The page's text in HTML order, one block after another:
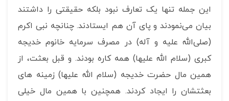
این جمله تنها یک تعارف نبود بلکه حقیقتی را داشتند
بیان می‌نمودند و پای آن هم ایستادند. چنانچه نبی اکرم
(صلی‌الله علیه و آله) در مصرف سرمایه خانوم خدیجه
کبری (سلام الله علیها) همه کاره بودند. و قبل بعثت، از
همین مال حضرت خدیجه (سلام الله علیها) زمینه های
بعثتشان را ایجاد کردند. همچنین با همین مال خیلی